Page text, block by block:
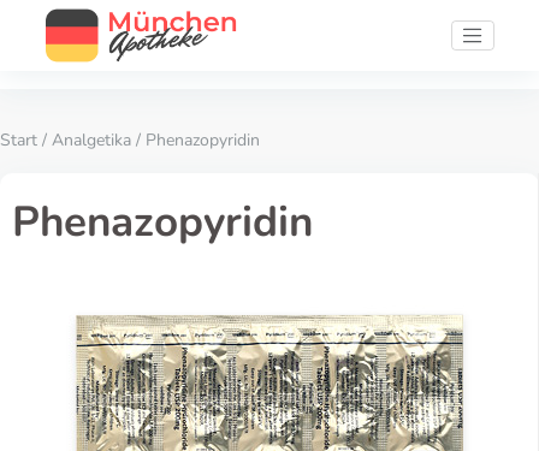
Start / Analgetika / Phenazopyridin
Phenazopyridin